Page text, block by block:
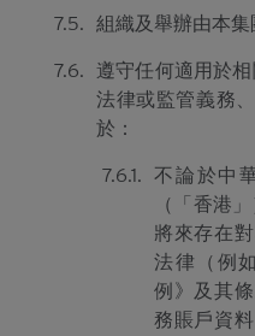
7.5. 組織及舉辦由本集
7.6.
遵守任何適用於
法律或監管義務
於：
7.6.1.
不論於中
（「香港
將來存在
法律（例
例》及其
務賬戶資